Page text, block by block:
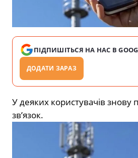
ПІДПИШІТЬСЯ НА НАС В
ДОДАТИ ЗАРАЗ
У деяких коpистувачів
зв’язок.